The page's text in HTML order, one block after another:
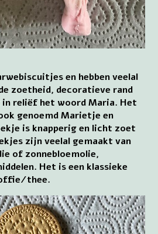
en hebben veelal
zoetheid, decoratieve rand
in reliëf het woord Maria. Het
genoemd Marietje en
is knapperig en licht zoet
zijn veelal gemaakt van
of zonnebloemolie,
Het is een klassieke
thee.